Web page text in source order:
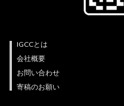
IGCCとは
会社概要
お問い合わせ
寄稿のお願い